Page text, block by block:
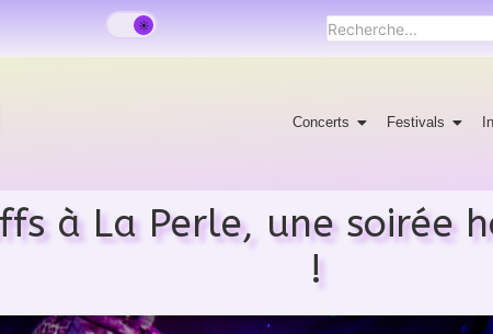
Concerts Festivals
à La Perle, une soirée
!